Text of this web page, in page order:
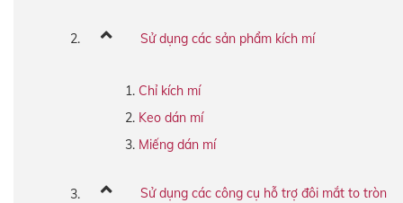
Sử dụng các sản phẩm kích mí
Chỉ kích mí
Keo dán mí
Miếng dán mí
Sử dụng các công cụ hỗ trợ đôi mắt to tròn